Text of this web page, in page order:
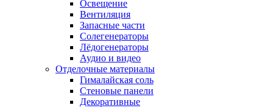
Освещение
Вентиляция
Запасные части
Солегенераторы
Лёдогенераторы
Аудио и видео
Отделочные материалы
Гималайская соль
Стеновые панели
Декоративные